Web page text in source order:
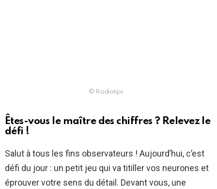
© Radiotips
Êtes-vous le maître des chiffres ? Relevez le
défi !
Salut à tous les fins observateurs ! Aujourd’hui, c’est
défi du jour : un petit jeu qui va titiller vos neurones et
éprouver votre sens du détail. Devant vous, une